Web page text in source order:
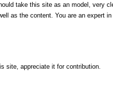
take this site as an model, very
as the content. You are an expert
site, appreciate it for contribution.